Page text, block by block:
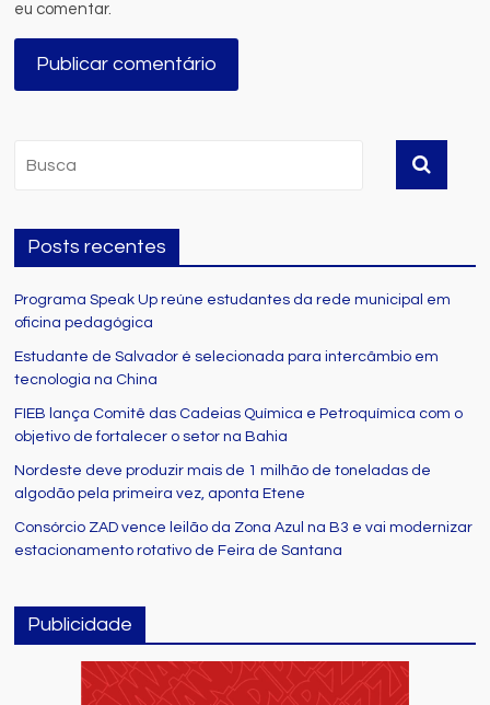
eu comentar.
Posts recentes
Programa Speak Up reúne estudantes da rede municipal em
oficina pedagógica
Estudante de Salvador é selecionada para intercâmbio em
tecnologia na China
FIEB lança Comitê das Cadeias Química e Petroquímica com o
objetivo de fortalecer o setor na Bahia
Nordeste deve produzir mais de 1 milhão de toneladas de
algodão pela primeira vez, aponta Etene
Consórcio ZAD vence leilão da Zona Azul na B3 e vai modernizar
estacionamento rotativo de Feira de Santana
Publicidade